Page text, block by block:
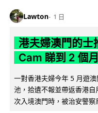
Lawton 1 日
港夫婦澳門的士
Cam 睇到 2 個
一對香港夫婦今年 5 月遊
池，拾遺不報並帶返香港
次入境澳門時，被治安警察